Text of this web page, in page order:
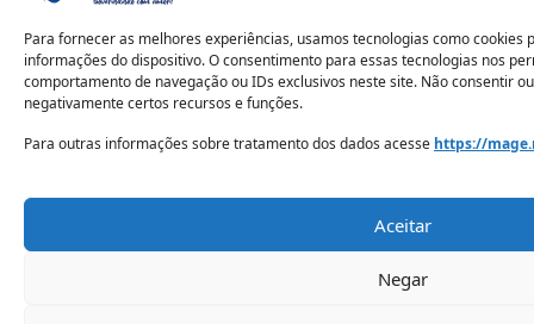
Para fornecer as melhores experiências, usamos tecnologias como cookies
informações do dispositivo. O consentimento para essas tecnologias nos
comportamento de navegação ou IDs exclusivos neste site. Não consentir
negativamente certos recursos e funções.
Para outras informações sobre tratamento dos dados acesse https://
Aceitar
Negar